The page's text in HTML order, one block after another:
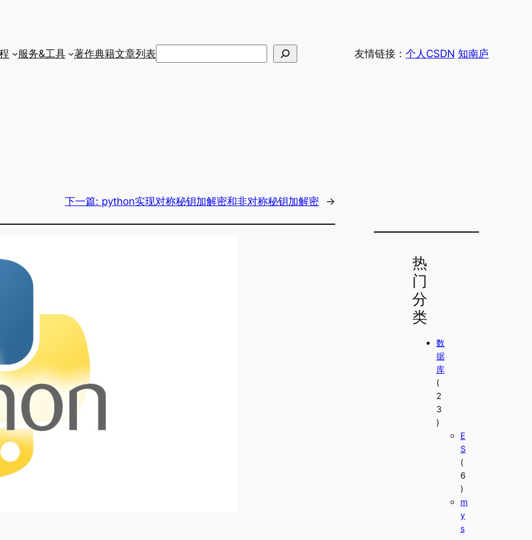
服务&工具 著作典籍文章列表搜
友情链接： 个人CSDN 知南庐
下一篇: python实现对称秘钥加解密和非对称秘钥加解密 →
热
门
分
类
数
据
库
(
2
3
)
E
S
(
6
)
m
y
s